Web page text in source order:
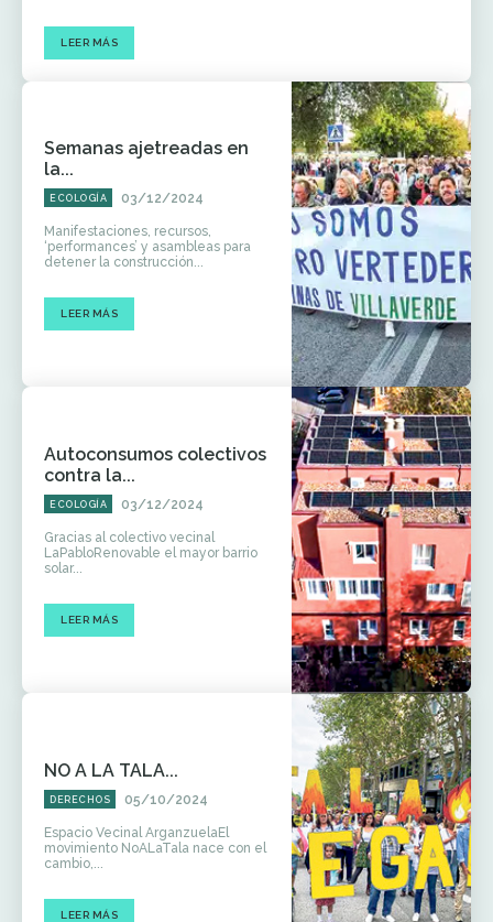
LEER MÁS
Semanas ajetreadas en
la...
ECOLOGÍA 03/12/2024
Manifestaciones, recursos,
‘performances’ y asambleas para
detener la construcción...
LEER MÁS
Autoconsumos colectivos
contra la...
ECOLOGÍA 03/12/2024
Gracias al colectivo vecinal
LaPabloRenovable el mayor barrio
solar...
LEER MÁS
NO A LA TALA...
DERECHOS 05/10/2024
Espacio Vecinal ArganzuelaEl
movimiento NoALaTala nace con el
cambio,...
LEER MÁS